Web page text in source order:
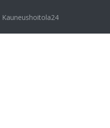
Kauneushoitola24